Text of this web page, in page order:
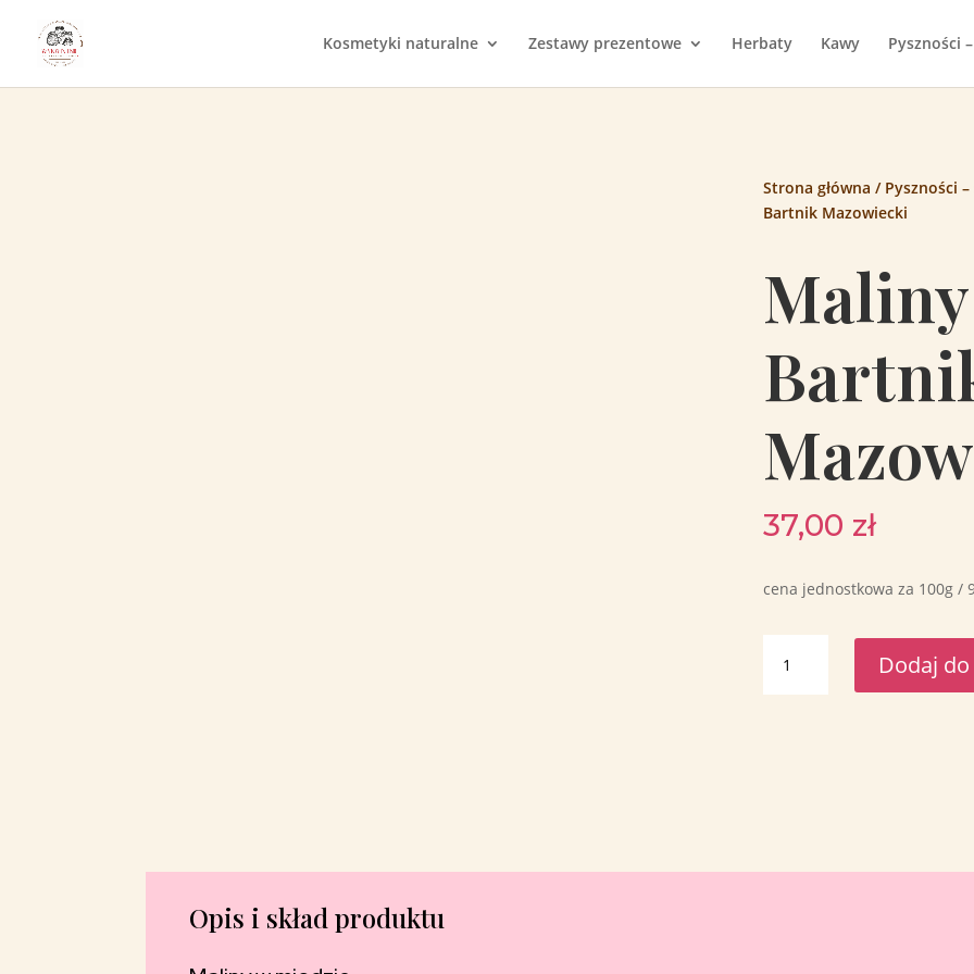
Kosmetyki naturalne Zestawy prezentowe Herbaty Kawy Pyszności
Strona główna / Pyszności
Bartnik Mazowiecki
37,00 zł
cena jednostkowa za 100g /
Maliny
w
Dodaj
Opis i skład produktu